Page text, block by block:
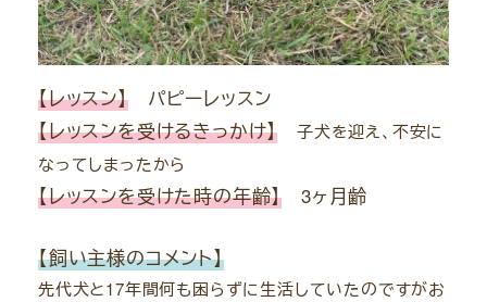
【レッスン】パピーレッスン
【レッスンを受けるきっかけ】
子犬を迎え、不安に
なってしまったから
【レッスンを受けた時の年齢】 3ヶ月齢
【飼い主様のコメント】
先代犬と17年間何も困らずに生活していたのですがお